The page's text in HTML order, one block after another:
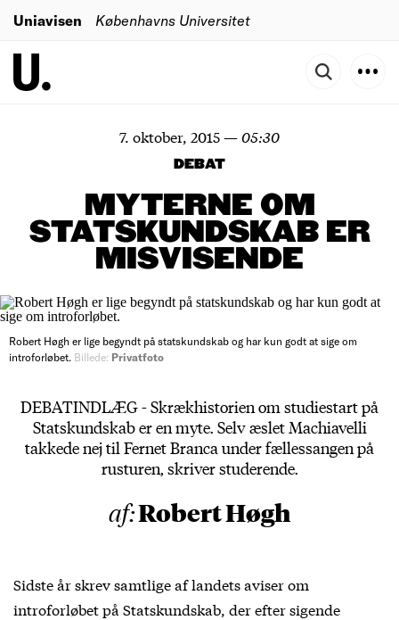
Uniavisen Københavns Universitet
7. oktober, 2015—05:30
DEBAT
MYTERNE OM
STATSKUNDSKAB ER
MISVISENDE
Robert Høgh er lige begyndt på statskundskab og har kun godt at sige om
introforløbet. Billede: Privatfoto
DEBATINDLÆG - Skrækhistorien om studiestart på
Statskundskab er en myte. Selv æslet Machiavelli
takkede nej til Fernet Branca under fællessangen på
rusturen, skriver studerende.
af:Robert Høgh
Sidste år skrev samtlige af landets aviser om
introforløbet på Statskundskab, der efter sigende